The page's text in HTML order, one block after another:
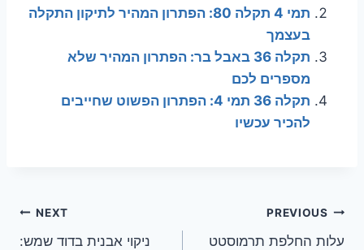
תמי 4 תקלה 80: הפתרון המהיר לתיקון התקלה
בעצמך
תקלה 36 באבל בר: הפתרון המהיר שלא
מספרים לכם
תקלה 36 תמי 4: הפתרון הפשוט שחייבים
להכיר עכשיו
ניווט
PREVIOUS
עלות החלפת תרמוסטט
NEXT
ניקוי אבנית בדוד שמש: